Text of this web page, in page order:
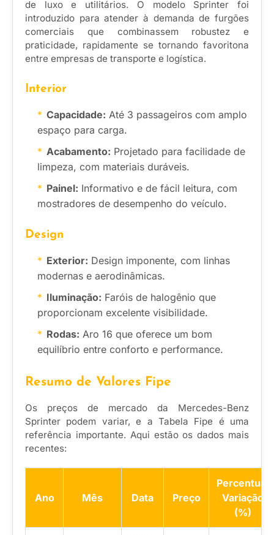
de luxo e utilitários. O modelo Sprinter foi
introduzido para atender à demanda de furgões
comerciais que combinassem robustez e
praticidade, rapidamente se tornando favoritona
entre empresas de transporte e logística.
Interior
Capacidade: Até 3 passageiros com amplo
espaço para carga.
Acabamento: Projetado para facilidade de
limpeza, com materiais duráveis.
Painel: Informativo e de fácil leitura, com
mostradores de desempenho do veículo.
Design
Exterior: Design imponente, com linhas
modernas e aerodinâmicas.
Iluminação: Faróis de halogênio que
proporcionam excelente visibilidade.
Rodas: Aro 16 que oferece um bom
equilíbrio entre conforto e performance.
Resumo de Valores Fipe
Os preços de mercado da Mercedes-Benz
Sprinter podem variar, e a Tabela Fipe é uma
referência importante. Aqui estão os dados mais
recentes:
Ano Mês Data Preço
Percentual
Variação
(%)